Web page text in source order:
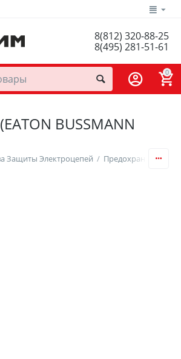
8(812) 320-88-25
8(495) 281-51-61
0
BUSSMANN
Защиты Электроцепей / Предохранители и